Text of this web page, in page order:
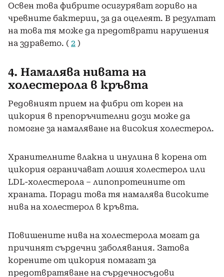
Освен това фибрите осигуряват гориво на
чревните бактерии, за да оцелеят. В резултат
на това тя може да предотврати нарушения
на здравето. ( 2 )
4. Намалява нивата на
холестерола в кръвта
Редовният прием на фибри от корен на
цикория в препоръчителни дози може да
помогне за намаляване на високия холестерол.
Хранителните влакна и инулина в корена от
цикория ограничават лошия холестерол или
LDL-холестерола – липопротеините от
храната. Поради това тя намалява високите
нива на холестерол в кръвта.
Повишените нива на холестерола могат да
причинят сърдечни заболявания. Затова
корените от цикория помагат за
предотвратяване на сърдечносъдови